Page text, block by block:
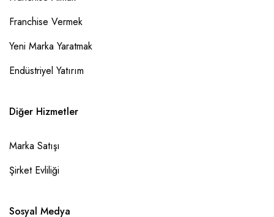
Franchise Vermek
Yeni Marka Yaratmak
Endüstriyel Yatırım
Diğer Hizmetler
Marka Satışı
Şirket Evliliği
Sosyal Medya